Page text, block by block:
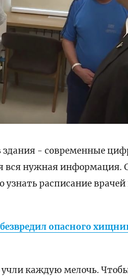
- современные
вся нужная
расписание врачей
опасного
каждую мелочь.